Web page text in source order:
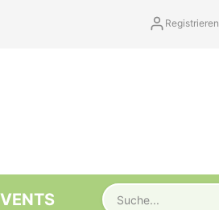
Registrieren